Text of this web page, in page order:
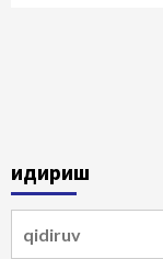
Қидириш